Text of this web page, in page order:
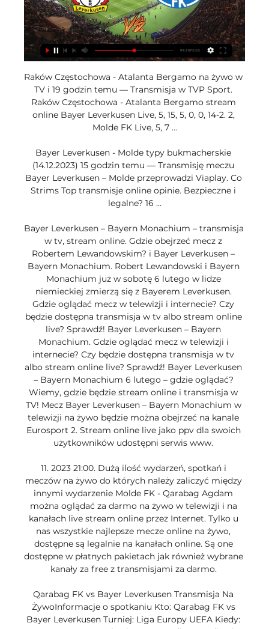
Raków Częstochowa - Atalanta Bergamo na żywo w
TV i 19 godzin temu — Transmisja w TVP Sport.
Raków Częstochowa - Atalanta Bergamo stream
online Bayer Leverkusen Live, 5, 15, 5, 0, 0, 14-2. 2,
Molde FK Live, 5, 7 ...
Bayer Leverkusen - Molde typy bukmacherskie
(14.12.2023) 15 godzin temu — Transmisję meczu
Bayer Leverkusen – Molde przeprowadzi Viaplay. Co
Strims Top transmisje online opinie. Bezpieczne i
legalne? 16 ...
Bayer Leverkusen – Bayern Monachium – transmisja
w tv, stream online. Gdzie obejrzeć mecz z
Robertem Lewandowskim? i Bayer Leverkusen –
Bayern Monachium. Robert Lewandowski i Bayern
Monachium już w sobotę 6 lutego w lidze
niemieckiej zmierzą się z Bayerem Leverkusen.
Gdzie oglądać mecz w telewizji i internecie? Czy
będzie dostępna transmisja w tv albo stream online
live? Sprawdź! Bayer Leverkusen – Bayern
Monachium. Gdzie oglądać mecz w telewizji i
internecie? Czy będzie dostępna transmisja w tv
albo stream online live? Sprawdź! Bayer Leverkusen
– Bayern Monachium 6 lutego – gdzie oglądać?
Wiemy, gdzie będzie stream online i transmisja w
TV! Mecz Bayer Leverkusen – Bayern Monachium w
telewizji na żywo będzie można obejrzeć na kanale
Eurosport 2. Stream online live jako ppv dla swoich
użytkowników udostępni serwis www.
11. 2023 21:00. Dużą ilość wydarzeń, spotkań i
meczów na żywo do których należy zaliczyć między
innymi wydarzenie Molde FK - Qarabag Agdam
można oglądać za darmo na żywo w telewizji i na
kanałach live stream online przez Internet. Tylko u
nas wszystkie najlepsze mecze online na żywo,
dostępne są legalnie na kanałach online. Są one
dostępne w płatnych pakietach jak również wybrane
kanały za free z transmisjami za darmo.
Qarabag FK vs Bayer Leverkusen Transmisja Na
ŻywoInformacje o spotkaniu Kto: Qarabag FK vs
Bayer Leverkusen Turniej: Liga Europy UEFA Kiedy: